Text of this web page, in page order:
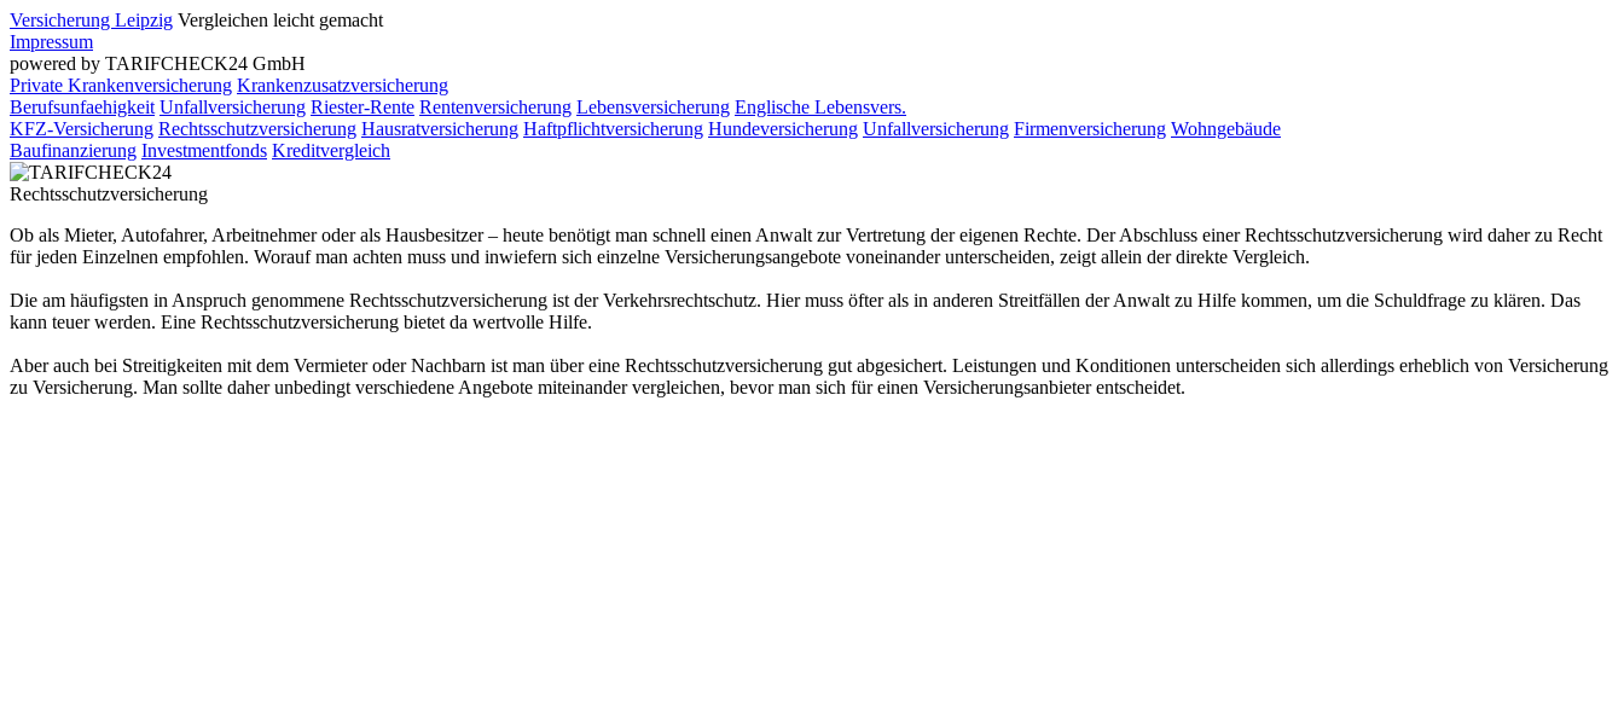
Versicherung Leipzig Vergleichen leicht gemacht
Impressum
powered by TARIFCHECK24 GmbH
Private Krankenversicherung Krankenzusatzversicherung
Berufsunfaehigkeit Unfallversicherung Riester-Rente Rentenversicherung Lebensversicherung Englische Lebensvers.
KFZ-Versicherung Rechtsschutzversicherung Hausratversicherung Haftpflichtversicherung Hundeversicherung Unfallversicherung Firmenversicherung Wohngebäude
Baufinanzierung Investmentfonds Kreditvergleich
Rechtsschutzversicherung
Ob als Mieter, Autofahrer, Arbeitnehmer oder als Hausbesitzer – heute benötigt man schnell einen Anwalt zur Vertretung der eigenen Rechte. Der Abschluss einer Rechtsschutzversicherung wird daher zu Recht
für jeden Einzelnen empfohlen. Worauf man achten muss und inwiefern sich einzelne Versicherungsangebote voneinander unterscheiden, zeigt allein der direkte Vergleich.
Die am häufigsten in Anspruch genommene Rechtsschutzversicherung ist der Verkehrsrechtschutz. Hier muss öfter als in anderen Streitfällen der Anwalt zu Hilfe kommen, um die Schuldfrage zu klären. Das
kann teuer werden. Eine Rechtsschutzversicherung bietet da wertvolle Hilfe.
Aber auch bei Streitigkeiten mit dem Vermieter oder Nachbarn ist man über eine Rechtsschutzversicherung gut abgesichert. Leistungen und Konditionen unterscheiden sich allerdings erheblich von Versicherung
zu Versicherung. Man sollte daher unbedingt verschiedene Angebote miteinander vergleichen, bevor man sich für einen Versicherungsanbieter entscheidet.